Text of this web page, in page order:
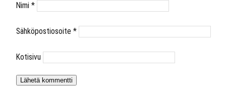
Nimi *
Sähköpostiosoite *
Kotisivu